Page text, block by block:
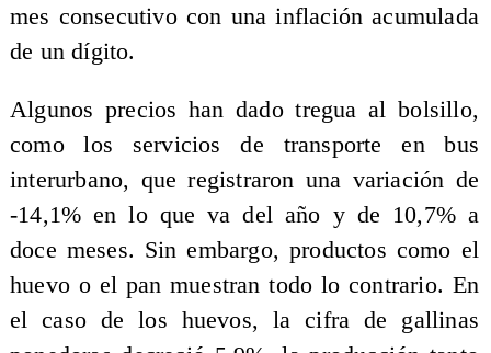
mes consecutivo con una inflación acumulada
de un dígito.
Algunos precios han dado tregua al bolsillo,
como los servicios de transporte en bus
interurbano, que registraron una variación de
-14,1% en lo que va del año y de 10,7% a
doce meses. Sin embargo, productos como el
huevo o el pan muestran todo lo contrario. En
el caso de los huevos, la cifra de gallinas